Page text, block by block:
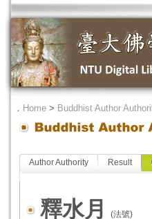
． Home > Buddhist Author
Author Authority Result
釋水月 (法號)